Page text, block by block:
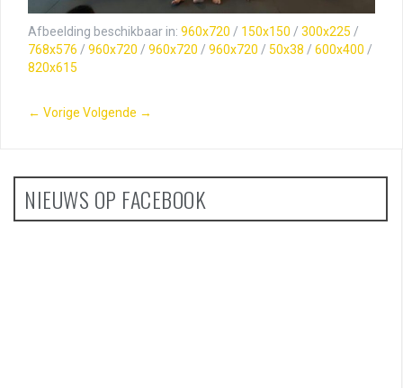
Afbeelding beschikbaar in: 960x720 / 150x150 / 300x225 /
768x576 / 960x720 / 960x720 / 960x720 / 50x38 / 600x400 /
820x615
← Vorige Volgende →
NIEUWS OP FACEBOOK